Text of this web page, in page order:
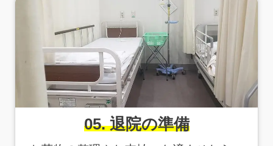
05. 退院の準備